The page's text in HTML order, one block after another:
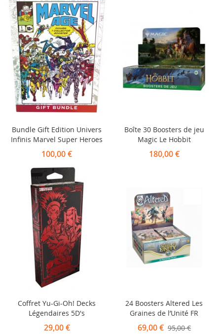
Bundle Gift Edition Univers
Infinis Marvel Super Heroes
100,00 €
Boîte 30 Boosters de jeu
Magic Le Hobbit
180,00 €
Coffret Yu-Gi-Oh! Decks
Légendaires 5D's
29,00 €
24 Boosters Altered Les
Graines de l’Unité FR
69,00 € 95,00 €